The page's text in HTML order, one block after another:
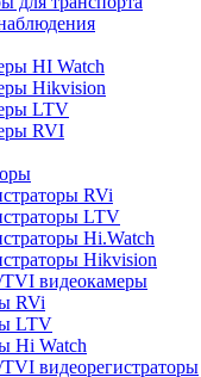
HI Watch
Hikvision
LTV
RVI
RVi
LTV
Hi.Watch
Hikvision
видеокамеры
RVi
LTV
Hi Watch
видеорегистраторы